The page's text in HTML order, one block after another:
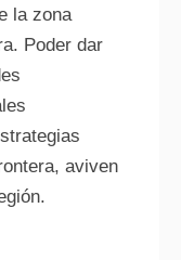
la zona
Poder dar
aviven